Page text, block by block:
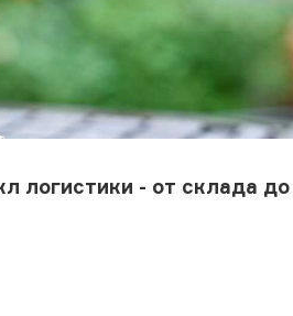
логистики - от склада до